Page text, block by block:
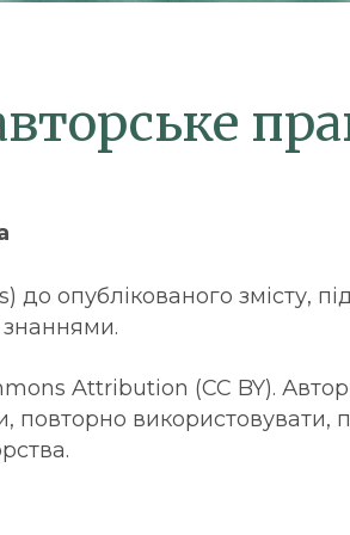
до опублікованого змісту,
знаннями.
Attribution (CC BY).
повторно використовувати,